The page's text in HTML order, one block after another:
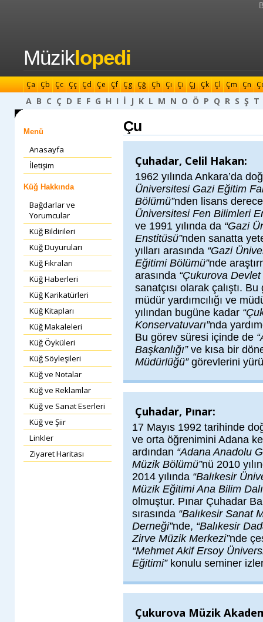
Müziklopedi
Ça Çb Çc Çç Çd Çe Çf Çg Çğ Çh Çı Çi Çj Çk Çl Çm Çn
A B C Ç D E F G H I İ J K L M N O Ö P Q R S Ş T
Menü
Anasayfa
İletişim
Küğ Hakkında
Bağdarlar ve
Yorumcular
Küğ Bildirileri
Küğ Duyuruları
Küğ Fıkraları
Küğ Haberleri
Küğ Karikatürleri
Küğ Kitapları
Küğ Makaleleri
Küğ Öyküleri
Küğ Söyleşileri
Küğ ve Notalar
Küğ ve Reklamlar
Küğ ve Sanat Eserleri
Küğ ve Şiir
Linkler
Ziyaret Haritası
Çu
Çuhadar, Celil Hakan:
1962 yılında Ankara’da
Üniversitesi Gazi Eğitim
Bölümü”nden lisans
Üniversitesi Fen Bilimleri
ve 1991 yılında da “Gazi
Enstitüsü”nden sanatta
yılları arasında “Gazi
Eğitimi Bölümü”nde
arasında “Çukurova
sanatçısı olarak çalıştı.
müdür yardımcılığı ve
yılından bugüne kadar
Konservatuvarı”nda
Bu görev süresi içinde de
Başkanlığı”ve kısa bir
Müdürlüğü”görevlerini
Çuhadar, Pınar:
17 Mayıs 1992 tarihinde
ve orta öğrenimini Adana
ardından “Adana Anadolu
Müzik Bölümü”nü 2010
2014 yılında “Balıkesir
Müzik Eğitimi Ana Bilim
olmuştur. Pınar Çuhadar
sırasında “Balıkesir Sanat
Derneği”nde, “Balıkesir
Zirve Müzik Merkezi”nde
“Mehmet Akif Ersoy
Eğitimi” konulu seminer
Çukurova Müzik